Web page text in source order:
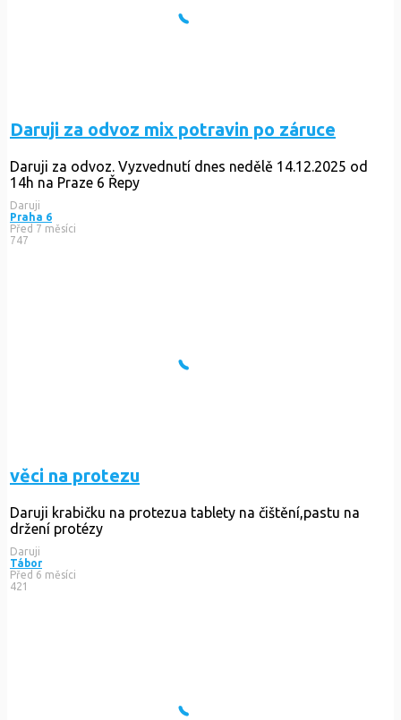
Daruji za odvoz mix potravin po záruce
Daruji za odvoz. Vyzvednutí dnes nedělě 14.12.2025 od
14h na Praze 6 Řepy
Daruji
Praha 6
Před 7 měsíci
747
věci na protezu
Daruji krabičku na protezua tablety na čištění,pastu na
držení protézy
Daruji
Tábor
Před 6 měsíci
421